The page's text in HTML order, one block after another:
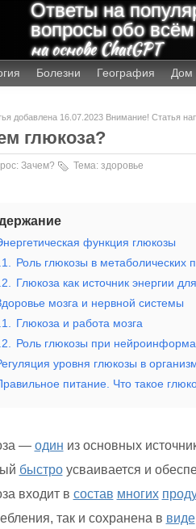
Ответы на
вопросы обо всём
на основе ChatGPT
Болезни География Дом
добавлена 16.07.2023 Внимание! Статья
глюкоза?
Зачем? Тема: здоровье
функция глюкозы
Роль глюкозы в метаболических
Глюкоза как источник энергии
мозга и нервной системы
Глюкоза и работа мозга
Роль глюкозы при
уровня глюкозы в
питание. Что такое
— один из основных
быстроусваивается и
входит в состав многих
так и сохранена в виде